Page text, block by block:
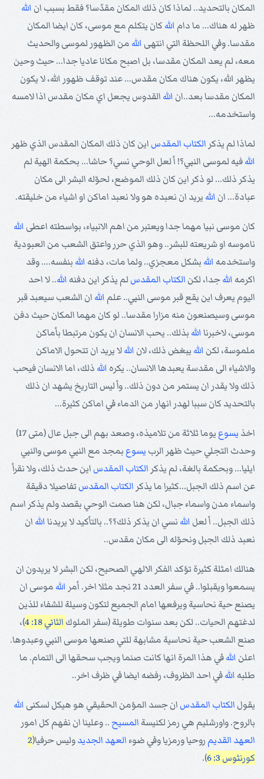
المكان بالتحديد.. لماذا كان ذلك المكان مقدّسا؟ فقط بسبب ان الله
ظهر له هناك... ما دام الله كان يتكلم مع موسى، كان ايضا المكان
مقدسا. وفي اللحظة التي انتهى الله من الظهور لموسى والحديث
معه، لم يعد المكان مقدسا، بل اصبح مكانا عاديا جدا... حيث وحين
يظهر الله، يكون هناك مكان مقدس... عند توقف ظهور الله، لا يكون
المكان مقدسا بعد..ان الله القدوس يجعل اي مكان مقدس اذا لامسه
واستخدمه...
لماذا لم يذكر الكتاب المقدس اين كان ذلك المكان المقدس الذي ظهر
اللهفيه لموسى النبي؟! أ لعل الوحي نسي؟ حاشا... بحكمة الهية لم
يذكر ذلك... لو ذكر اين كان ذلك الموضع، لحوّله البشر الى مكان
عبادة... ان الله يريد ان نعبده هو ولا نعبد اماكن او اشياء من خليقته.
كان موسى نبيا مهما جدا ويعتبر من اهم الانبياء، بواسطته اعطى الله
ناموسه او شريعته للبشر.. وهو الذي حرر واعتق الشعب من العبودية
واستخدمه الله بشكل معجزي.. ولما مات، دفنه الله بنفسه.... وقد
اكرمه اللهجدا، لكن الكتاب المقدس لم يذكر اين دفنه الله.. لا احد
اليوم يعرف اين يقع قبر موسى النبي.. علم الله ان الشعب سيعبد قبر
موسى وسيصنعون منه مزارا مقدسا.. لو كان مهما المكان حيث دفن
موسى، لاخبرناالله بذلك.. يحب الانسان ان يكون مرتبطا بأماكن
ملموسة، لكن الله يبغض ذلك، لان اللهلا يريد ان تتحول الاماكن
والاشياء الى مقدسة يعبدها الانسان.. يكره الله ذلك، اما الانسان فيحب
ذلك ولا يقدر ان يستمر من دون ذلك.. وأ ليس التاريخ يشهد ان ذلك
بالتحديد كان سببا لهدر انهار من الدماء في اماكن كثيرة...
اخذ يسوع
يوما ثلاثة من تلاميذه، وصعد بهم الى جبل عال (متى 17)
وحدث التجلي حيث ظهر الرب يسوع بمجد مع النبي موسى والنبي
ايليا... وبحكمة بالغة، لم يذكر الكتاب المقدس اين حدث ذلك، ولا نقرأ
عن اسم ذلك الجبل...كثيرا ما يذكر الكتاب المقدس تفاصيلا دقيقة
واسماء مدن واسماء جبال، لكن هنا صمت الوحي بقصد ولم يذكر اسم
ذلك الجبل.. أ لعل الله نسي ان يذكر ذلك؟؟.. بالتأكيد لا يريدناالله ان
نعبد ذلك الجبل ونحوّله الى مكان مقدس..
هنالك امثلة كثيرة تؤكد الفكر الالهي الصحيح، لكن البشر لا يريدون ان
يسمعوا ويقبلوا.. في سفر العدد 21 نجد مثلا اخر. أمر
الله موسى ان
يصنع حية نحاسية ويرفعها امام الجميع لتكون وسيلة للشفاء للذين
لدغتهم الحيات.. لكن بعد سنوات طويلة (سفر الملوك الثاني 18: 4
)،
صنع الشعب حية نحاسية مشابهة للتي صنعها موسى النبي وعبدوها.
اعلن اللهفي هذا المرة انها كانت صنما ويجب سحقها الى التمام. ما
طلبه اللهفي احد الظروف، رفضه ايضا في ظرف اخر..
يقول الكتاب المقدس ان جسد المؤمن الحقيقي هو هيكل لسكنى الله
بالروح. واورشليم هي رمز لكنيسة المسيح .. وعلينا ان نفهم كل امور
العهد القديمروحيا ورمزيا وفي ضوء العهد الجديدوليس حرفيا(2
كورنثوس 3: 6
).